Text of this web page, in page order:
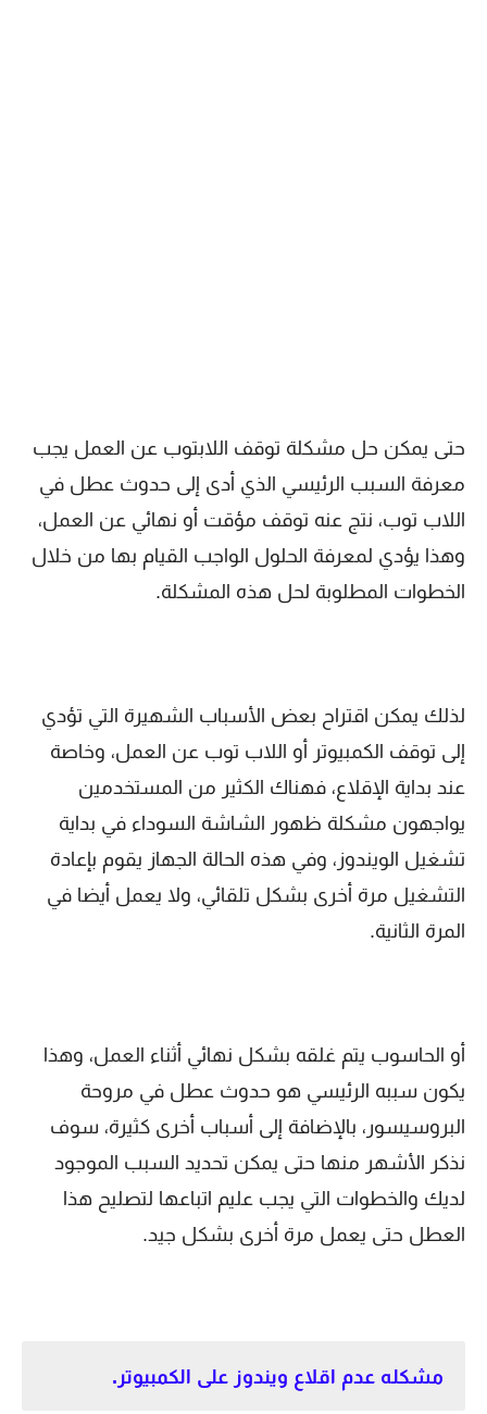
حتى يمكن حل مشكلة توقف اللابتوب عن العمل يجب
معرفة السبب الرئيسي الذي أدى إلى حدوث عطل في
اللاب توب، نتج عنه توقف مؤقت أو نهائي عن العمل،
وهذا يؤدي لمعرفة الحلول الواجب القيام بها من خلال
الخطوات المطلوبة لحل هذه المشكلة.
لذلك يمكن اقتراح بعض الأسباب الشهيرة التي تؤدي
إلى توقف الكمبيوتر أو اللاب توب عن العمل، وخاصة
عند بداية الإقلاع، فهناك الكثير من المستخدمين
يواجهون مشكلة ظهور الشاشة السوداء في بداية
تشغيل الويندوز، وفي هذه الحالة الجهاز يقوم بإعادة
التشغيل مرة أخرى بشكل تلقائي، ولا يعمل أيضا في
المرة الثانية.
أو الحاسوب يتم غلقه بشكل نهائي أثناء العمل، وهذا
يكون سببه الرئيسي هو حدوث عطل في مروحة
البروسيسور، بالإضافة إلى أسباب أخرى كثيرة، سوف
نذكر الأشهر منها حتى يمكن تحديد السبب الموجود
لديك والخطوات التي يجب عليم اتباعها لتصليح هذا
العطل حتى يعمل مرة أخرى بشكل جيد.
مشكله عدم اقلاع ويندوز على الكمبيوتر.